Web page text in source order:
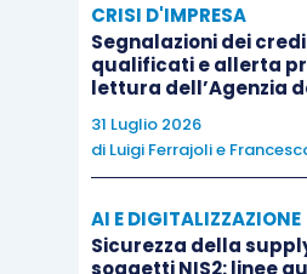
CRISI D'IMPRESA
Segnalazioni dei
qualificati e allerta
lettura dell’Agenzia
31 Luglio 2026
di Luigi Ferrajolie
AI E DIGITALIZZAZIONE
Sicurezza della
soggetti NIS2: linee